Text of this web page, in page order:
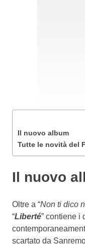
Il nuovo album
Tutte le novità del
Il nuovo
Oltre a “Non ti dico
“Liberté” contiene i
scartato da